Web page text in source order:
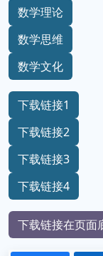
数学理论
数学思维
数学文化
下载链接1
下载链接2
下载链接3
下载链接4
下载链接在页面